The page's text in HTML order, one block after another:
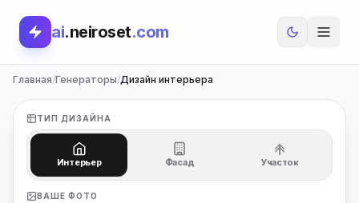
ai.neiroset.com
Главная/Генераторы/Дизайн интерьера
ТИП ДИЗАЙНА
Интерьер Фасад Участок
ВАШЕ ФОТО